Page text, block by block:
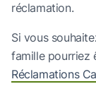
réclamation.
Si vous
famille pourriez
Réclamations